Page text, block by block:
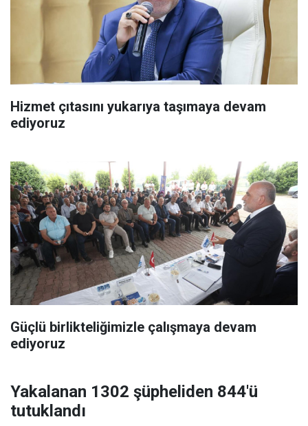
Hizmet çıtasını yukarıya taşımaya devam
ediyoruz
Güçlü birlikteliğimizle çalışmaya devam
ediyoruz
Yakalanan 1302 şüpheliden 844'ü
tutuklandı